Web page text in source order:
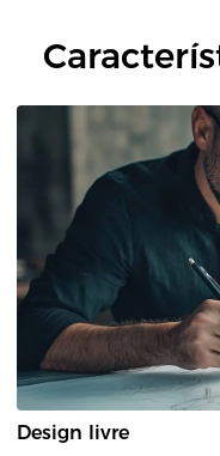
Design livre